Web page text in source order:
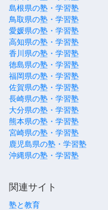
島根県の塾・学習塾
鳥取県の塾・学習塾
愛媛県の塾・学習塾
高知県の塾・学習塾
香川県の塾・学習塾
徳島県の塾・学習塾
福岡県の塾・学習塾
佐賀県の塾・学習塾
長崎県の塾・学習塾
大分県の塾・学習塾
熊本県の塾・学習塾
宮崎県の塾・学習塾
鹿児島県の塾・学習塾
沖縄県の塾・学習塾
関連サイト
塾と教育